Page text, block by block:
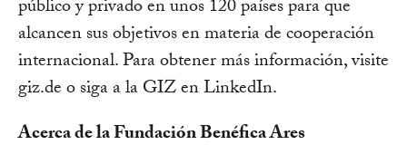
público y privado en unos 120 países para que
alcancen sus objetivos en materia de cooperación
internacional. Para obtener más información, visite
giz.de o siga a la GIZ en LinkedIn.
Acerca de la Fundación Benéfica Ares